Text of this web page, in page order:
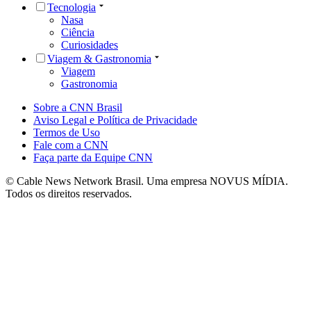
Tecnologia
Nasa
Ciência
Curiosidades
Viagem & Gastronomia
Viagem
Gastronomia
Sobre a CNN Brasil
Aviso Legal e Política de Privacidade
Termos de Uso
Fale com a CNN
Faça parte da Equipe CNN
© Cable News Network Brasil. Uma empresa NOVUS MÍDIA.
Todos os direitos reservados.